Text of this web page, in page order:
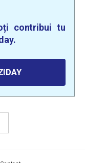
contribui tu